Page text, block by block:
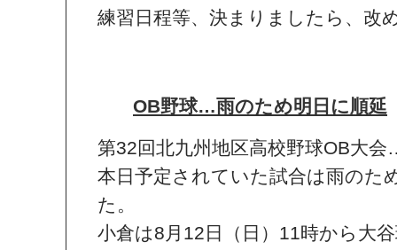
練習日程等、決まりましたら、改
OB野球…雨のため明日に順延
第32回北九州地区高校野球OB大
本日予定されていた試合は雨のた
た。
小倉は8月12日（日）11時から大